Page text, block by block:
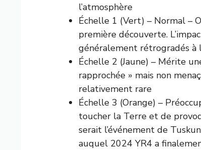
l’atmosphère
Échelle 1 (Vert) – Normal –
première découverte.
généralement rétrogradés à
Échelle 2 (Jaune) – Mérite
rapprochée » mais non
relativement rare
Échelle 3 (Orange) –
toucher la Terre et de
serait l’événement de
auquel 2024 YR4 a